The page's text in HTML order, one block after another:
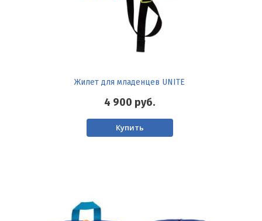
Жилет для младенцев UNITE
4 900 руб.
Купить